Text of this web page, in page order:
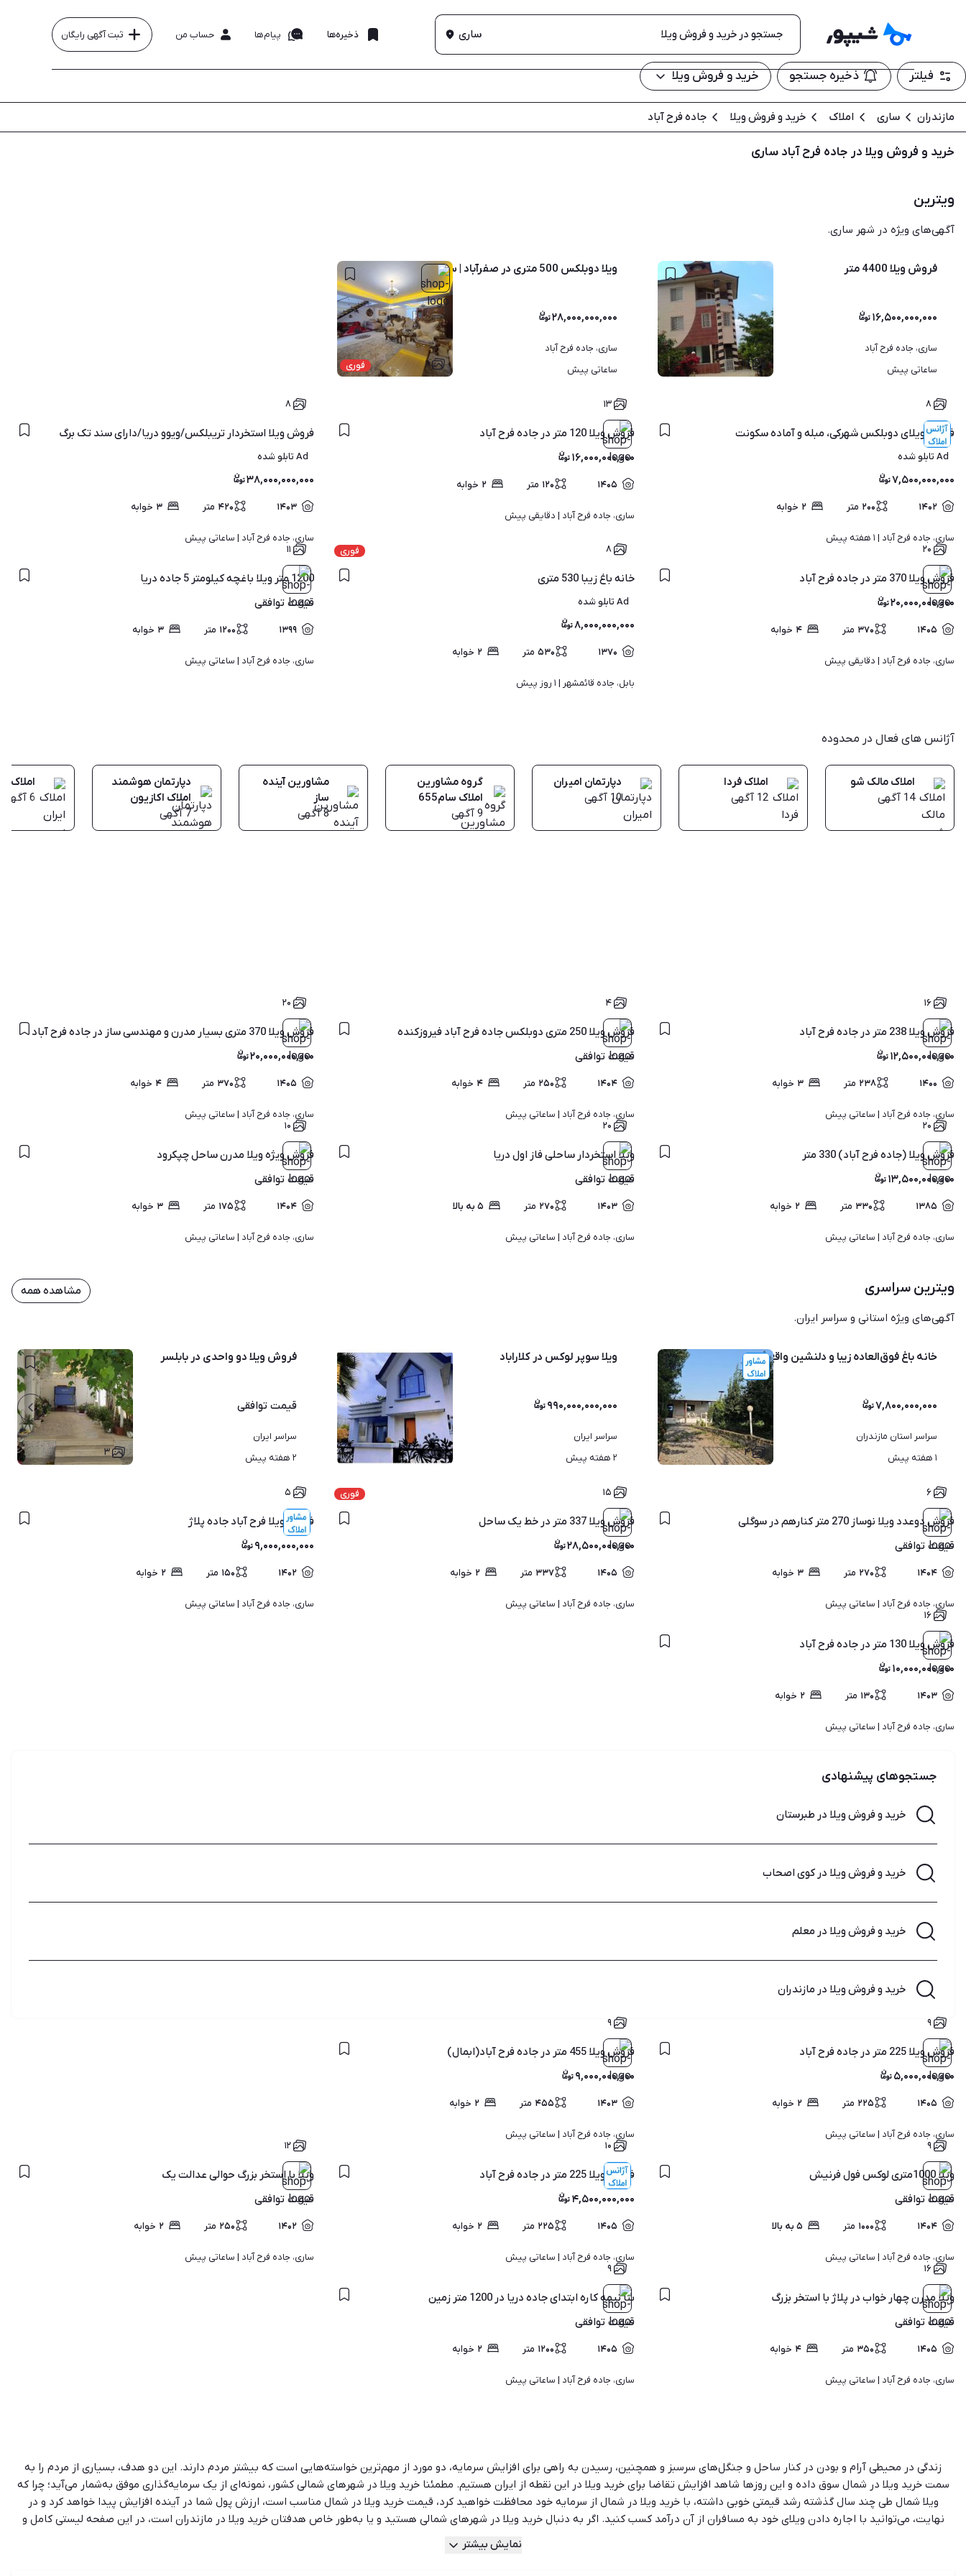
ساری ذخیره‌ها پیام‌ها حساب من ثبت آگهی رایگان
فیلتر ذخیره جستجو خرید و فروش ویلا
مازندران ساری املاک خرید و فروش ویلا جاده فرح آباد
خرید و فروش ویلا در جاده فرح آباد ساری
ویترین
آگهی‌های ویژه در شهر ساری.
۱۷
فروش ویلا 4400 متر
۱۶,۵۰۰,۰۰۰,۰۰۰
ساری، جاده فرح آباد
ساعاتی پیش
فوری ۱۱
ویلا دوبلکس 500 متری در صفرآباد | سند تکبرگ | استخر آلاچیق
۲۸,۰۰۰,۰۰۰,۰۰۰
ساری، جاده فرح آباد
ساعاتی پیش
۸
فروش ویلای دوبلکس شهرکی، مبله و آماده سکونت
Ad تابلو شده
۷,۵۰۰,۰۰۰,۰۰۰
۱۴۰۲ ۲۰۰ متر ۲ خوابه
ساری، جاده فرح آباد | ۱ هفته پیش
۱۳
فروش ویلا 120 متر در جاده فرح آباد
۱۶,۰۰۰,۰۰۰,۰۰۰
۱۴۰۵ ۱۲۰ متر ۲ خوابه
ساری، جاده فرح آباد | دقایقی پیش
۸
فروش ویلا استخردار تریبلکس/ویوو دریا/دارای سند تک برگ
Ad تابلو شده
۳۸,۰۰۰,۰۰۰,۰۰۰
۱۴۰۳ ۴۲۰ متر ۳ خوابه
ساری، جاده فرح آباد | ساعاتی پیش
۲۰
فروش ویلا 370 متر در جاده فرح آباد
۲۰,۰۰۰,۰۰۰,۰۰۰
۱۴۰۵ ۳۷۰ متر ۴ خوابه
ساری، جاده فرح آباد | دقایقی پیش
فوری ۸
خانه باغ زیبا 530 متری
Ad تابلو شده
۸,۰۰۰,۰۰۰,۰۰۰
۱۳۷۰ ۵۳۰ متر ۲ خوابه
بابل، جاده قائمشهر | ۱ روز پیش
۱۱
1200 متر ویلا باغچه کیلومتر 5 جاده دریا
قیمت توافقی
۱۳۹۹ ۱۲۰۰ متر ۳ خوابه
ساری، جاده فرح آباد | ساعاتی پیش
آژانس های فعال در محدوده
املاک مالک شو
14 آگهی
املاک فردا
12 آگهی
دپارتمان امیران
10 آگهی
گروه مشاورین
املاک سام655
9 آگهی
مشاورین آینده
ساز
8 آگهی
دپارتمان هوشمند
املاک اکازیون
7 آگهی
املاک
6 آگهی
۱۶
فروش ویلا 238 متر در جاده فرح آباد
۱۲,۵۰۰,۰۰۰,۰۰۰
۱۴۰۰ ۲۳۸ متر ۳ خوابه
ساری، جاده فرح آباد | ساعاتی پیش
۴
فروش ویلا 250 متری دوبلکس جاده فرح آباد فیروزکنده
قیمت توافقی
۱۴۰۴ ۲۵۰ متر ۴ خوابه
ساری، جاده فرح آباد | ساعاتی پیش
۲۰
فروش ویلا 370 متری بسیار مدرن و مهندسی ساز در جاده فرح آباد
۲۰,۰۰۰,۰۰۰,۰۰۰
۱۴۰۵ ۳۷۰ متر ۴ خوابه
ساری، جاده فرح آباد | ساعاتی پیش
۲۰
فروش ویلا (جاده فرح آباد) 330 متر
۱۳,۵۰۰,۰۰۰,۰۰۰
۱۳۸۵ ۳۳۰ متر ۲ خوابه
ساری، جاده فرح آباد | ساعاتی پیش
۲۰
ویلا استخردار ساحلی فاز اول دریا
قیمت توافقی
۱۴۰۳ ۲۷۰ متر ۵ به بالا
ساری، جاده فرح آباد | ساعاتی پیش
۱۰
فروش ویژه ویلا مدرن ساحل چپکرود
قیمت توافقی
۱۴۰۴ ۱۷۵ متر ۳ خوابه
ساری، جاده فرح آباد | ساعاتی پیش
ویترین سراسری
آگهی‌های ویژه استانی و سراسر ایران.
مشاهده همه
۴
خانه باغ فوق‌العاده زیبا و دلنشین واقع در جاده جویبار
۷,۸۰۰,۰۰۰,۰۰۰
سراسر استان مازندران
۱ هفته پیش
۸
ویلا سوپر لوکس در کلاراباد
۹۹۰,۰۰۰,۰۰۰,۰۰۰
سراسر ایران
۲ هفته پیش
۳
فروش ویلا دو واحدی در بابلسر
قیمت توافقی
سراسر ایران
۲ هفته پیش
۶
فروش دوعدد ویلا نوساز 270 متر کنارهم در سوگلی
قیمت توافقی
۱۴۰۴ ۲۷۰ متر ۳ خوابه
ساری، جاده فرح آباد | ساعاتی پیش
فوری ۱۵
فروش ویلا 337 متر در خط یک ساحل
۲۸,۵۰۰,۰۰۰,۰۰۰
۱۴۰۵ ۳۳۷ متر ۲ خوابه
ساری، جاده فرح آباد | ساعاتی پیش
۵
فروش ویلا فرح آباد جاده پلاژ
۹,۰۰۰,۰۰۰,۰۰۰
۱۴۰۲ ۱۵۰ متر ۲ خوابه
ساری، جاده فرح آباد | ساعاتی پیش
۱۶
فروش ویلا 130 متر در جاده فرح آباد
۱۰,۰۰۰,۰۰۰,۰۰۰
۱۴۰۳ ۱۳۰ متر ۲ خوابه
ساری، جاده فرح آباد | ساعاتی پیش
جستجوهای پیشنهادی
خرید و فروش ویلا در طبرستان
خرید و فروش ویلا در کوی اصحاب
خرید و فروش ویلا در معلم
خرید و فروش ویلا در مازندران
۹
فروش ویلا 225 متر در جاده فرح آباد
۵,۰۰۰,۰۰۰,۰۰۰
۱۴۰۵ ۲۲۵ متر ۲ خوابه
ساری، جاده فرح آباد | ساعاتی پیش
۹
فروش ویلا 455 متر در جاده فرح آباد(ابمال)
۹,۰۰۰,۰۰۰,۰۰۰
۱۴۰۳ ۴۵۵ متر ۲ خوابه
ساری، جاده فرح آباد | ساعاتی پیش
۹
ویلا 1000متری لوکس فول فرنیش
قیمت توافقی
۱۴۰۴ ۱۰۰۰ متر ۵ به بالا
ساری، جاده فرح آباد | ساعاتی پیش
۱۰
فروش ویلا 225 متر در جاده فرح آباد
۴,۵۰۰,۰۰۰,۰۰۰
۱۴۰۵ ۲۲۵ متر ۲ خوابه
ساری، جاده فرح آباد | ساعاتی پیش
۱۲
ویلا با استخر بزرگ حوالی عدالت یک
قیمت توافقی
۱۴۰۲ ۲۵۰ متر ۲ خوابه
ساری، جاده فرح آباد | ساعاتی پیش
۱۶
ویلا مدرن چهار خواب در پلاژ با استخر بزرگ
قیمت توافقی
۱۴۰۵ ۳۵۰ متر ۴ خوابه
ساری، جاده فرح آباد | ساعاتی پیش
۹
بنا نیمه کاره ابتدای جاده دریا در 1200 متر زمین
قیمت توافقی
۱۴۰۵ ۱۲۰۰ متر ۲ خوابه
ساری، جاده فرح آباد | ساعاتی پیش
زندگی در محیطی آرام و بودن در کنار ساحل و جنگل‌های سرسبز و همچنین، رسیدن به راهی برای افزایش سرمایه، دو مورد از مهم‌ترین خواسته‌هایی است که بیشتر مردم دارند. این دو هدف، بسیاری از مردم را به
سمتخرید ویلا در شمال سوق داده و این روزها شاهد افزایش تقاضا برای خرید ویلا در این نقطه از ایران هستیم. مطمئنا خرید ویلا در شهرهای شمالی کشور، نمونه‌ای از یک سرمایه‌گذاری موفق به‌شمار می‌آید؛ چرا که
ویلا شمال طی چند سال گذشته رشد قیمتی خوبی داشته، با خرید ویلا در شمال از سرمایه خود محافظت خواهید کرد، قیمت خرید ویلا در شمال مناسب است، ارزش پول شما در آینده افزایش پیدا خواهد کرد و در
نهایت، می‌توانید با اجاره دادن ویلای خود به مسافران از آن درآمد کسب کنید. اگر به دنبال خرید ویلا در شهرهای شمالی هستید و یا به‌طور خاص هدفتان خرید ویلا در مازندران است، در این صفحه لیستی کامل و
به‌روز از جدیدترین آگهی‌های فروش ویلا در شمال را پیدا خواهید کرد. شیپور با سال‌ها تجربه در امور خرید و فروش ویلا، به عنوان مرجعی برای انتشار آگهی فروش ویلا شناخته می‌شود و به شما کمک خواهد کرد که هر
چه سریع‌تر ویلای دلخواه خود را پیدا کنید. در میان آگهی‌های شیپور، می‌توانید تنوعی از انواع ویلا را مشاهده کنید؛ از ویلای ساحلی و مدرن گرفته تا ویلاهای جنگلی، کوهستانی و شهرکی که می‌توانید لیست ویلاها را بر
نمایش بیشتر